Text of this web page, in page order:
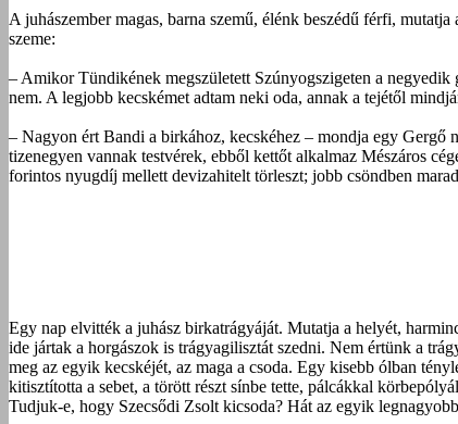
A juhászember magas, barna szemű, élénk beszédű férfi,
szeme:
– Amikor Tündikének megszületett Szúnyogszigeten a
nem. A legjobb kecskémet adtam neki oda, annak a tejétől
– Nagyon ért Bandi a birkához, kecskéhez – mondja egy Gergő
tizenegyen vannak testvérek, ebből kettőt alkalmaz Mészáros
forintos nyugdíj mellett devizahitelt törleszt; jobb csöndben
Egy nap elvitték a juhász birkatrágyáját. Mutatja a helyét,
ide jártak a horgászok is trágyagilisztát szedni. Nem értünk a
meg az egyik kecskéjét, az maga a csoda. Egy kisebb ólban
kitisztította a sebet, a törött részt sínbe tette, pálcákkal
Tudjuk-e, hogy Szecsődi Zsolt kicsoda? Hát az egyik